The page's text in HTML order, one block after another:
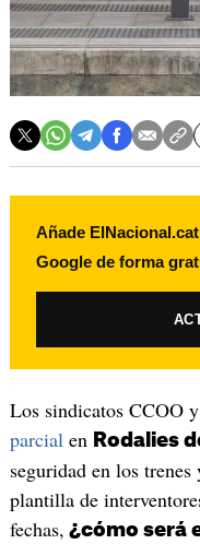
Añade
Google de forma
Los sindicatos CCOO
parcialen Rodalies
seguridad en los
plantilla de
fechas, ¿cómo será